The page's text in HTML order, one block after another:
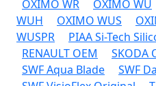
OXIMO WR
OXIMO WU
WUH
OXIMO WUS
WUSPR
PIAA Si-Tech
RENAULT OEM
SKODA
SWF Aqua Blade
SWF